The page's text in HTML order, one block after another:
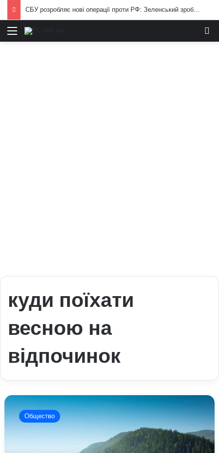
СБУ розробляє нові операції проти РФ: Зеленський зробив важливу заяву
Меню
куди поїхати
весною на
відпочинок
Весняний
відпочинок
Общество